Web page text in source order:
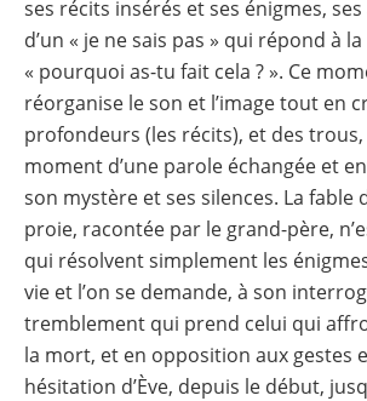
ses récits insérés et ses énigmes,
d’un « je ne sais pas » qui répond à
« pourquoi as-tu fait cela ? ». Ce
réorganise le son et l’image tout en
profondeurs (les récits), et des trous,
moment d’une parole échangée et
son mystère et ses silences. La fable
proie, racontée par le grand-père,
qui résolvent simplement les
vie et l’on se demande, à son
tremblement qui prend celui qui
la mort, et en opposition aux gestes
hésitation d’Ève, depuis le début,